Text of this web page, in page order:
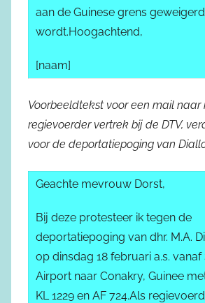
aan de Guinese grens geweigerd
wordt.Hoogachtend,
[naam]
Voorbeeldtekst voor een mail naar
regievoerder vertrek bij de DTV,
voor de deportatiepoging van
Geachte mevrouw Dorst,
Bij deze protesteer ik tegen de
deportatiepoging van dhr. M.A.
op dinsdag 18 februari a.s. vanaf
Airport naar Conakry, Guinee
KL 1229 en AF 724.Als